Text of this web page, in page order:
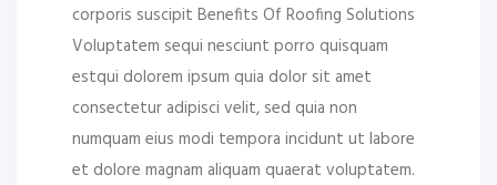
corporis suscipit Benefits Of Roofing Solutions
Voluptatem sequi nesciunt porro quisquam
estqui dolorem ipsum quia dolor sit amet
consectetur adipisci velit, sed quia non
numquam eius modi tempora incidunt ut labore
et dolore magnam aliquam quaerat voluptatem.